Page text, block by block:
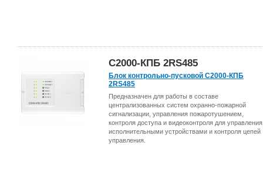
С2000-КПБ 2RS485
Блок контрольно-пусковой С2000-КПБ
2RS485
Предназначен для работы в составе
централизованных систем охранно-пожарной
сигнализации, управления пожаротушением,
контроля доступа и видеоконтроля для управления
исполнительными устройствами и контроля цепей
управления.